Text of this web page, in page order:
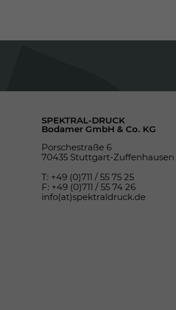
SPEKTRAL-DRUCK
Bodamer GmbH & Co. KG
Porschestraße 6
70435 Stuttgart-Zuffenhausen
T: +49 (0)711 / 55 75 25
F: +49 (0)711 / 55 74 26
info(at)spektraldruck.de